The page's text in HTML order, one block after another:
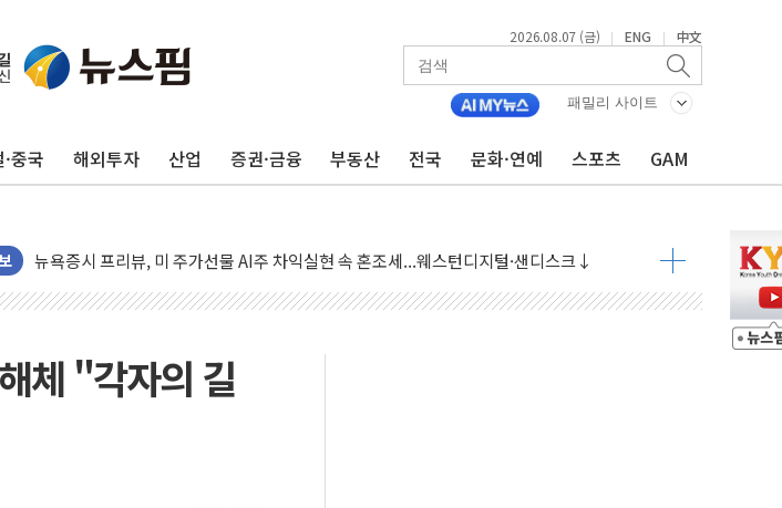
2026.08.07 (금) | ENG | 中文
패밀리 사이트
중국 해외투자 산업 증권·금융 부동산 전국 문화·연예 스포츠 GAM
유럽증시, 견조한 실적 소화하며 대부분 상승… "2분기 기업 순이익 21% 증가" 전망
리투아니아 국방 "러, 우크라 드론으로 나토 회원국 공격 검토… 거짓 깃발 작전"
뉴욕증시 개장 전 특징주...모더나·아이온큐·도어대시↑ VS 샌디스크·피그마·앱러빈↓
김정관 장관 "영업이익 N% 성과급 반대…상법·자본시장법 개정 논의"
청와대, 북한 단거리 탄도미사일 발사에 긴급 안보 점검회의
금값 7주 만에 최고…美 고용 둔화·호르무즈 재개방 기대에 강세
러, 1인칭시점 드론으로 우크라 민간인 '사파리' 공격… 시민들 공포감 극대화 전략
[베트남 증시] 지수 하락 속 'DGC' 임시 주총 기대감에 홀로 상한가…마진 잔액은 사상 최고
체 "각자의 길